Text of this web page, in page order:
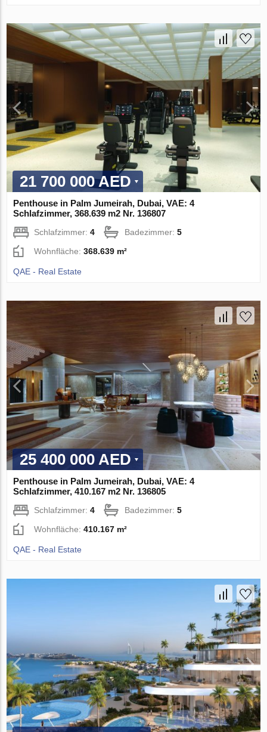
21 700 000 AED
Penthouse in Palm Jumeirah, Dubai, VAE: 4
Schlafzimmer, 368.639 m2 Nr. 136807
Schlafzimmer:4 Badezimmer:5
Wohnfläche:368.639 m²
QAE - Real Estate
25 400 000 AED
Penthouse in Palm Jumeirah, Dubai, VAE: 4
Schlafzimmer, 410.167 m2 Nr. 136805
Schlafzimmer:4 Badezimmer:5
Wohnfläche:410.167 m²
QAE - Real Estate